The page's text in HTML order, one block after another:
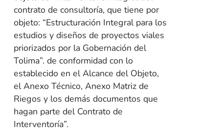
contrato de consultoría, que tiene por
objeto: “Estructuración Integral para los
estudios y diseños de proyectos viales
priorizados por la Gobernación del
Tolima”. de conformidad con lo
establecido en el Alcance del Objeto,
el Anexo Técnico, Anexo Matriz de
Riegos y los demás documentos que
hagan parte del Contrato de
Interventoría”.